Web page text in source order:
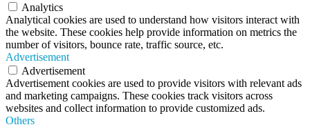
Analytics
Analytical cookies are used to understand how visitors interact with
the website. These cookies help provide information on metrics the
number of visitors, bounce rate, traffic source, etc.
Advertisement
Advertisement
Advertisement cookies are used to provide visitors with relevant ads
and marketing campaigns. These cookies track visitors across
websites and collect information to provide customized ads.
Others